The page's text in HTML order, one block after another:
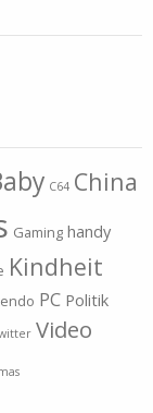
C64 China
Gaming handy
Kindheit
PC Politik
Video